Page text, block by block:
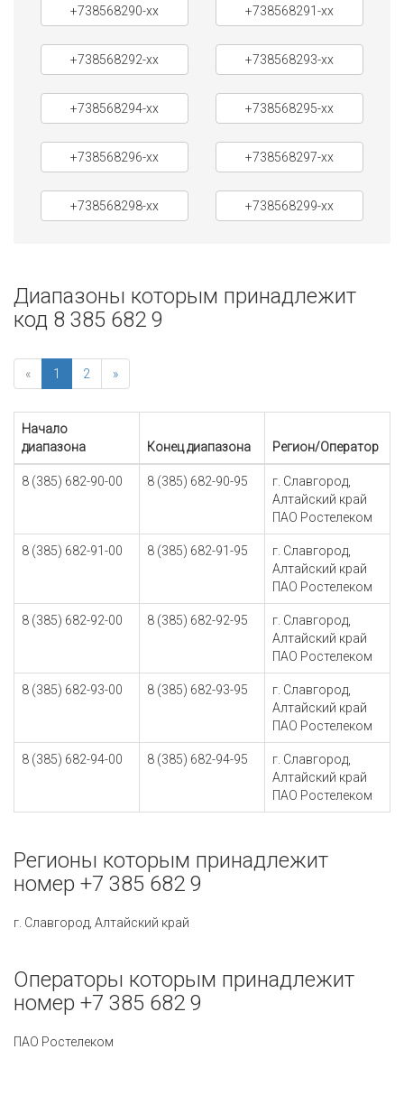
+738568290-xx +738568291-xx
+738568292-xx +738568293-xx
+738568294-xx +738568295-xx
+738568296-xx +738568297-xx
+738568298-xx +738568299-xx
Диапазоны которым принадлежит
код 8 385 682 9
« 1 2 »
Начало
диапазона
Конец диапазона Регион/Оператор
8 (385) 682-90-00 8 (385) 682-90-95
г. Славгород,
Алтайский край
ПАО Ростелеком
8 (385) 682-91-00 8 (385) 682-91-95
г. Славгород,
Алтайский край
ПАО Ростелеком
8 (385) 682-92-00 8 (385) 682-92-95
г. Славгород,
Алтайский край
ПАО Ростелеком
8 (385) 682-93-00 8 (385) 682-93-95
г. Славгород,
Алтайский край
ПАО Ростелеком
8 (385) 682-94-00 8 (385) 682-94-95
г. Славгород,
Алтайский край
ПАО Ростелеком
Регионы которым принадлежит
номер +7 385 682 9
г. Славгород, Алтайский край
Операторы которым принадлежит
номер +7 385 682 9
ПАО Ростелеком